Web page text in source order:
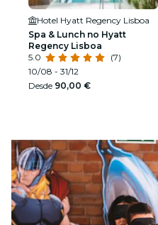
Hotel Hyatt Regency Lisboa
Spa & Lunch no Hyatt
Regency Lisboa
5.0
(7)
10/08 - 31/12
Desde 90,00 €